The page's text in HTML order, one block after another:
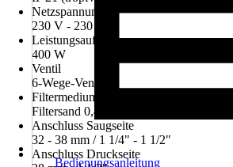
Netzspannung
230 V - 230 V
Leistungsaufnahme
400 W
Ventil
6-Wege-Ventil
Filtermedium
Filtersand 0,4 - 0,8 mm, Filtercubes
Anschluss Saugseite
32 - 38 mm / 1 1/4" - 1 1/2"
Anschluss Druckseite
Bedienungsanleitung